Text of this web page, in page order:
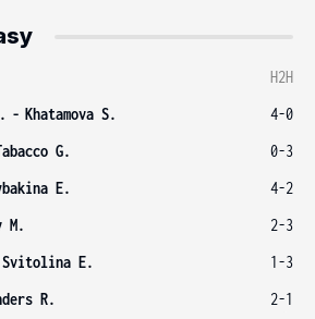
H2H
- Khatamova S.
4-0
G.
0-3
E.
4-2
M.
2-3
Svitolina E.
1-3
R. 2-1